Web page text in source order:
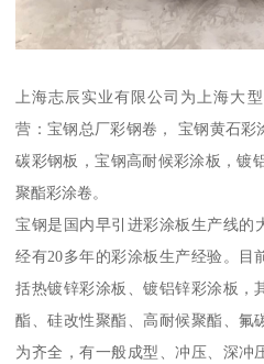
上海志辰实业有限公司为上海大
营：宝钢总厂彩钢卷， 宝钢黄石
碳彩钢板，宝钢高耐候彩涂板，镀
聚酯彩涂卷。
宝钢是国内早引进彩涂板生产线的
经有20多年的彩涂板生产经验。目
括热镀锌彩涂板、镀铝锌彩涂板，
酯、硅改性聚酯、高耐候聚酯、氟
为齐全，有一般成型、冲压、深冲